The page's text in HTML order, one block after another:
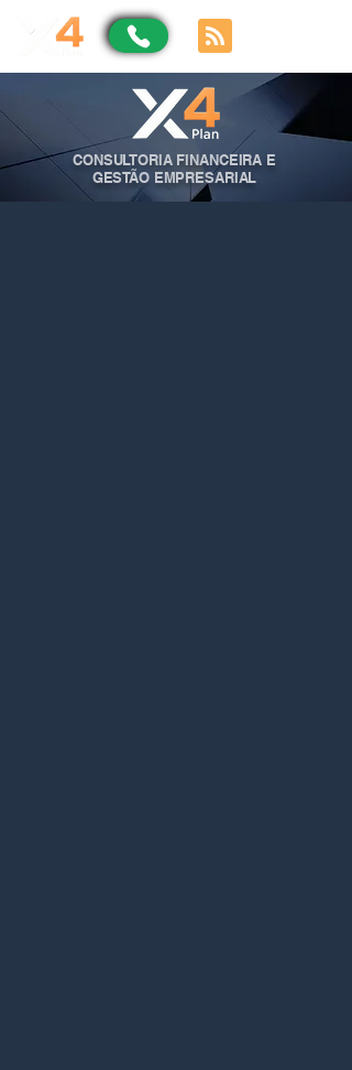
CONSULTORIA FINANCEIRA E
GESTÃO EMPRESARIAL